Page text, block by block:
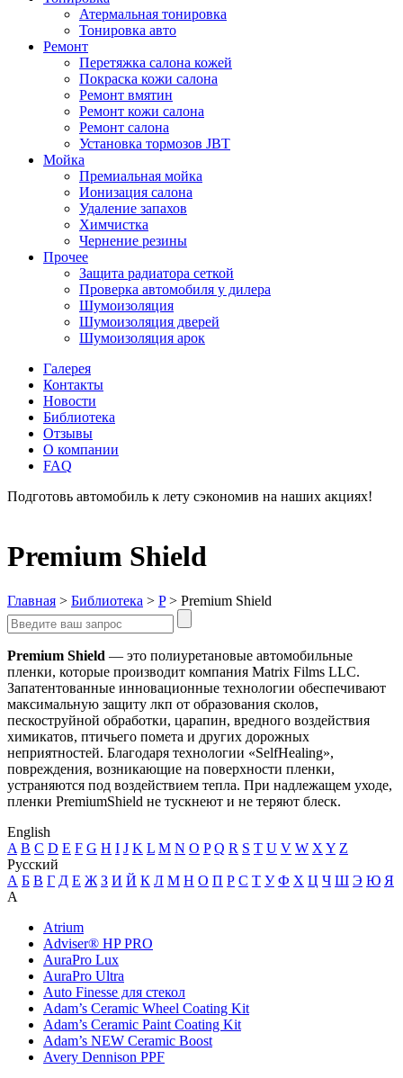
Атермальная тонировка
Тонировка авто
Ремонт
Перетяжка салона кожей
Покраска кожи салона
Ремонт вмятин
Ремонт кожи салона
Ремонт салона
Установка тормозов JBT
Мойка
Премиальная мойка
Ионизация салона
Удаление запахов
Химчистка
Чернение резины
Прочее
Защита радиатора сеткой
Проверка автомобиля у дилера
Шумоизоляция
Шумоизоляция дверей
Шумоизоляция арок
Галерея
Контакты
Новости
Библиотека
Отзывы
О компании
FAQ
Подготовь автомобиль к лету сэкономив на наших акциях!
Premium Shield
Главная > Библиотека > P > Premium Shield
Premium Shield — это полиуретановые автомобильные
пленки, которые производит компания Matrix Films LLC.
Запатентованные инновационные технологии обеспечивают
максимальную защиту лкп от образования сколов,
пескоструйной обработки, царапин, вредного воздействия
химикатов, птичьего помета и других дорожных
неприятностей. Благодаря технологии «SelfHealing»,
повреждения, возникающие на поверхности пленки,
устраняются под воздействием тепла. При надлежащем уходе,
пленки PremiumShield не тускнеют и не теряют блеск.
English
A B C D E F G H I J K L M N O P Q R S T U V W X Y Z
Русский
А Б В Г Д Е Ж З И Й К Л М Н О П Р С Т У Ф Х Ц Ч Ш Э Ю Я
A
Atrium
Adviser® HP PRO
AuraPro Lux
AuraPro Ultra
Auto Finesse для стекол
Adam’s Ceramic Wheel Coating Kit
Adam’s Ceramic Paint Coating Kit
Adam’s NEW Ceramic Boost
Avery Dennison PPF